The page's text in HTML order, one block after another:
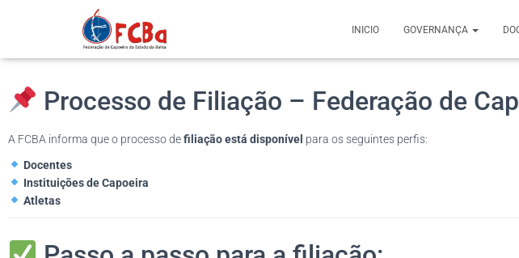
INICIO GOVERNANÇA
Processo de Filiação – Federação de
A FCBA informa que o processo defiliação está disponível para os seguintes perfis:
Docentes
Instituições de Capoeira
Atletas